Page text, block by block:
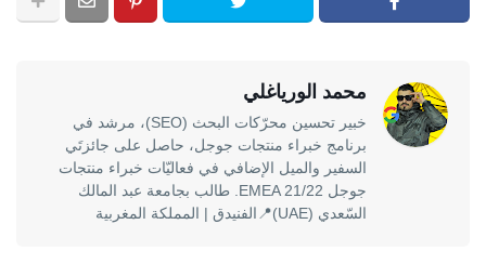
محمد الورياغلي
خبير تحسين محرّكات البحث (SEO)، مرشد في
برنامج خبراء منتجات جوجل، حاصل على جائزتَي
السفير والميل الإضافي في فعاليّات خبراء منتجات
جوجل EMEA 21/22. طالب بجامعة عبد المالك
السّعدي (UAE)📍الفنيدق | المملكة المغربية